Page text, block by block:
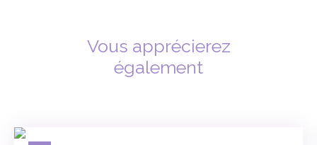
Vous apprécierez
également